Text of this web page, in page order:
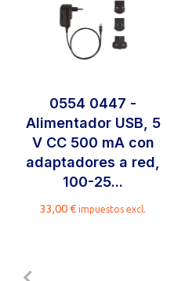
0554 0447 -
Alimentador USB, 5
V CC 500 mA con
adaptadores a red,
100-25...
33,00€ impuestos excl.